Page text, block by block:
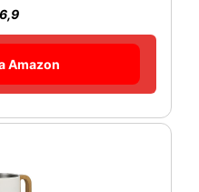
Amazon